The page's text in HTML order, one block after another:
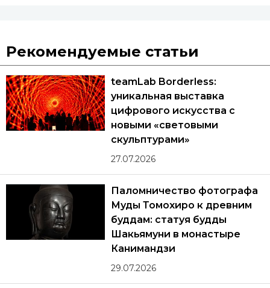
Рекомендуемые статьи
teamLab Borderless:
уникальная выставка
цифрового искусства с
новыми «световыми
скульптурами»
27.07.2026
Паломничество фотографа
Муды Томохиро к древним
буддам: статуя будды
Шакьямуни в монастыре
Канимандзи
29.07.2026